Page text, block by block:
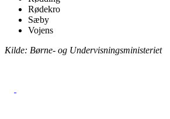
Rødekro
Sæby
Vojens
Kilde: Børne- og Undervisningsministeriet